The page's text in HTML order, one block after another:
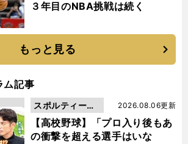
３年目のNBA挑戦は続く
もっと見る
ム記事
【高校野球】「プロ入り後もあ
の衝撃を超える選手はいな
2026.08.06更新
スポルティーバ
動画